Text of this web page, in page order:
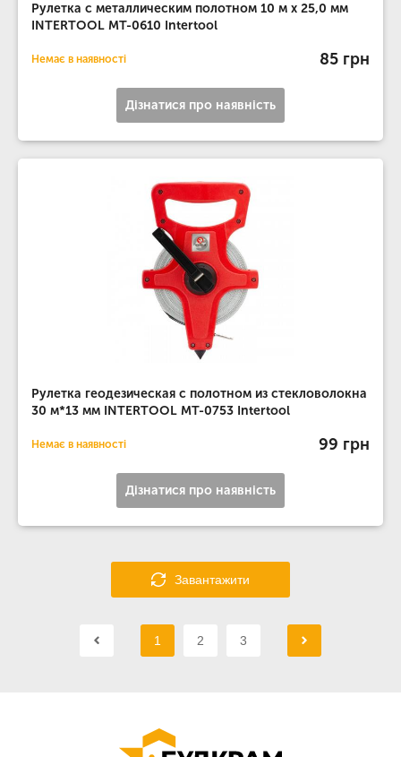
Рулетка с металлическим полотном 10 м x 25,0 мм
INTERTOOL MT-0610 Intertool
Немає в наявності 85 грн
Дізнатися про наявність
Рулетка геодезическая с полотном из стекловолокна
30 м*13 мм INTERTOOL MT-0753 Intertool
Немає в наявності 99 грн
Дізнатися про наявність
Завантажити
1 2 3